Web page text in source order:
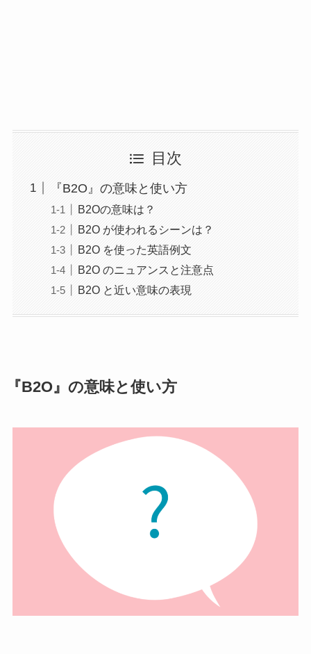
目次
『B2O』の意味と使い方
B2Oの意味は？
B2O が使われるシーンは？
B2O を使った英語例文
B2O のニュアンスと注意点
B2O と近い意味の表現
『B2O』の意味と使い方